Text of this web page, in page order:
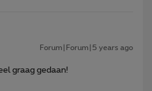
Forum|Forum|5 years ago
graag gedaan!